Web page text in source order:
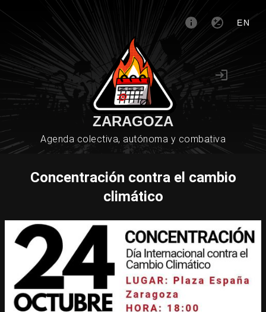
EN
ZARAGOZA
Agenda colectiva, autónoma y combativa
Concentración contra el cambio
climático